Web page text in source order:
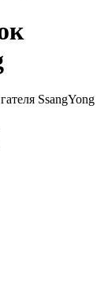
SsangYong